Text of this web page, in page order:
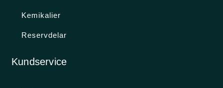
Kemikalier
Reservdelar
Kundservice